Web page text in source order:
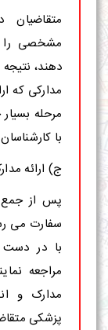
مشخصی را
دهند،
مدارکی که
مرحله
با
ج) ارائه
پس از جمع
سفارت می
با در
مراجعه
مدارک و
پزشکی